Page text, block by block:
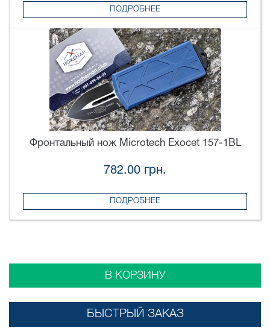
ПОДРОБНЕЕ
Фронтальный нож Microtech Exocet 157-1BL
782.00 грн.
ПОДРОБНЕЕ
В КОРЗИНУ
БЫСТРЫЙ ЗАКАЗ